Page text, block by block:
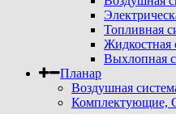
Топливная
Жидкостная
Выхлопная
Планар
Воздушная
Комплектующие,